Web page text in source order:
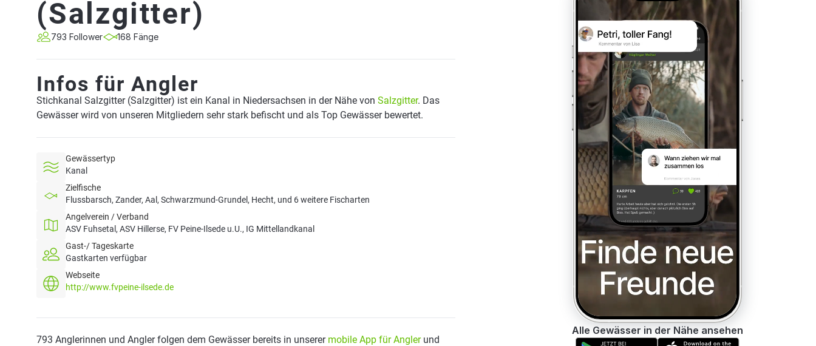
(Salzgitter)
793 Follower 168 Fänge
Infos für Angler
Stichkanal Salzgitter (Salzgitter) ist ein Kanal in Niedersachsen in der Nähe von Salzgitter. Das
Gewässer wird von unseren Mitgliedern sehr stark befischt und als Top Gewässer bewertet.
Gewässertyp
Kanal
Zielfische
Flussbarsch, Zander, Aal, Schwarzmund-Grundel, Hecht, und 6 weitere Fischarten
Angelverein / Verband
ASV Fuhsetal, ASV Hillerse, FV Peine-Ilsede u.U., IG Mittellandkanal
Gast-/ Tageskarte
Gastkarten verfügbar
Webseite
http://www.fvpeine-ilsede.de
793 Anglerinnen und Angler folgen dem Gewässer bereits in unserer mobile App für Anglerund
Alle Gewässer in der Nähe ansehen